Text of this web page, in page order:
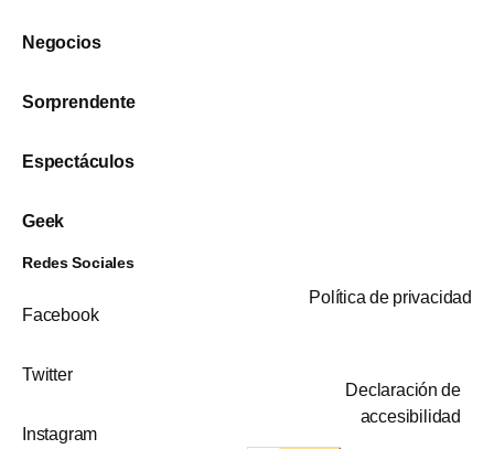
Negocios
Sorprendente
Espectáculos
Geek
Redes Sociales
Facebook
Twitter
Instagram
Política de privacidad
Declaración de
accesibilidad